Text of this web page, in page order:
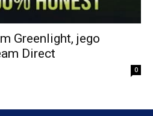
Greenlight, jego
Direct
0